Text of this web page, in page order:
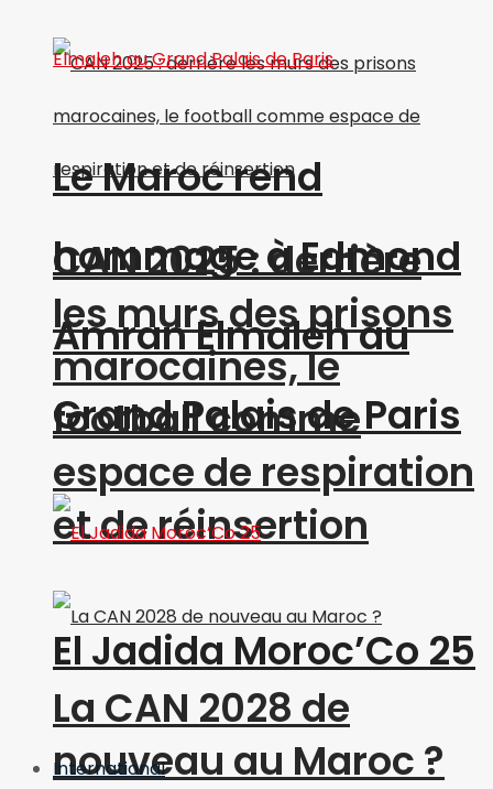
CAN 2025 : derrière
les murs des prisons
marocaines, le
football comme
espace de respiration
et de réinsertion
La CAN 2028 de
nouveau au Maroc ?
Le Maroc rend
hommage à Edmond
Amran Elmaleh au
Grand Palais de Paris
El Jadida Moroc’Co 25
International